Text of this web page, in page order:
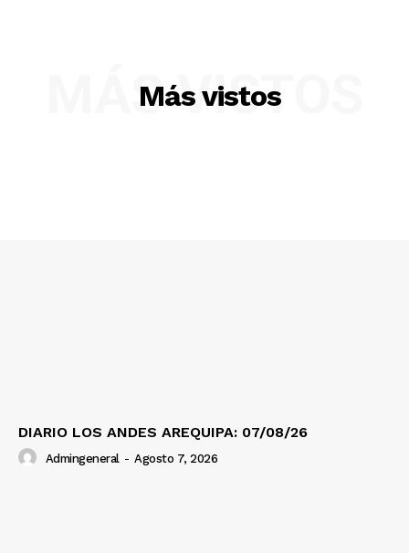
Más vistos
MÁS VISTOS
DIARIO LOS ANDES AREQUIPA: 07/08/26
Admingeneral - Agosto 7, 2026